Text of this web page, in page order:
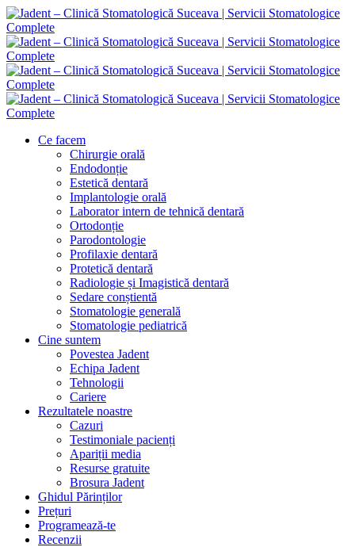
Ce facem
Chirurgie orală
Endodonție
Estetică dentară
Implantologie orală
Laborator intern de tehnică dentară
Ortodonție
Parodontologie
Profilaxie dentară
Protetică dentară
Radiologie și Imagistică dentară
Sedare conștientă
Stomatologie generală
Stomatologie pediatrică
Cine suntem
Povestea Jadent
Echipa Jadent
Tehnologii
Cariere
Rezultatele noastre
Cazuri
Testimoniale pacienți
Apariții media
Resurse gratuite
Brosura Jadent
Ghidul Părinților
Prețuri
Programează-te
Recenzii